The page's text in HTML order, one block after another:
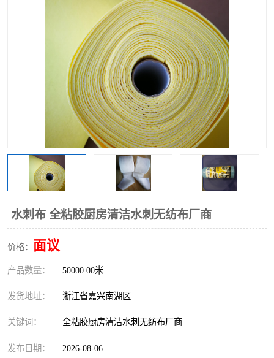
水刺布 全粘胶厨房清洁水刺无纺布厂商
价格： 面议
产品数量： 50000.00米
发货地址： 浙江省嘉兴南湖区
关键词： 全粘胶厨房清洁水刺无纺布厂商
发布日期： 2026-08-06
印花压花复合布
地拖布
清洁抹布